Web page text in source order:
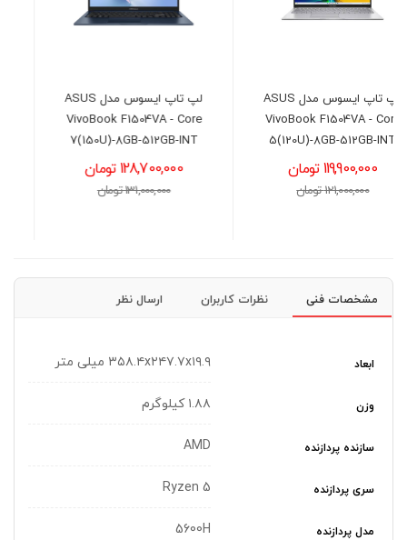
VivoBook F1504VA - Core
7(150U)-8GB-512GB-INT
128,700,000 تومان
131,000,000 تومان
لپ تاپ لنوو مدل LENOVO
IdeaPad Slim 3 -
R5(7520U)-16GB-512GB-
AMD
111,000,000 تومان
مشخصات فنی نظرات کاربران ارسال نظر
ابعاد ۳۵۸.۴x۲۴۷.۷x۱۹.۹ میلی‌ متر
وزن ۱.۸۸ کیلوگرم
سازنده پردازنده AMD
سری پردازنده Ryzen 5
مدل پردازنده 5600H